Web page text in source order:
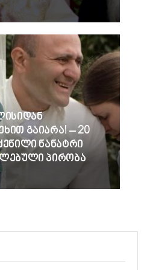
გაიარა! – 20
ნანატრი
პირობა